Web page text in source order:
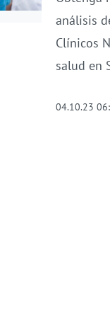
análisis
Clínicos
salud en
04.10.23